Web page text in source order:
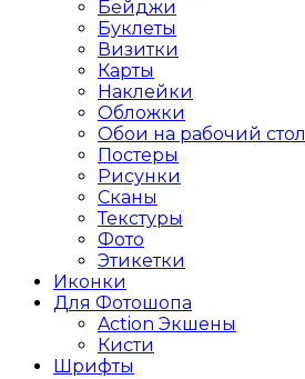
Бейджи
Буклеты
Визитки
Карты
Наклейки
Обложки
Обои на рабочий стол
Постеры
Рисунки
Сканы
Текстуры
Фото
Этикетки
Иконки
Для Фотошопа
Action Экшены
Кисти
Шрифты